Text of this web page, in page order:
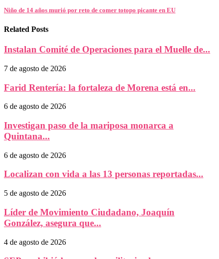
Niño de 14 años murió por reto de comer totopo picante en EU
Related Posts
Instalan Comité de Operaciones para el Muelle de...
7 de agosto de 2026
Farid Rentería: la fortaleza de Morena está en...
6 de agosto de 2026
Investigan paso de la mariposa monarca a
Quintana...
6 de agosto de 2026
Localizan con vida a las 13 personas reportadas...
5 de agosto de 2026
Líder de Movimiento Ciudadano, Joaquín
González, asegura que...
4 de agosto de 2026